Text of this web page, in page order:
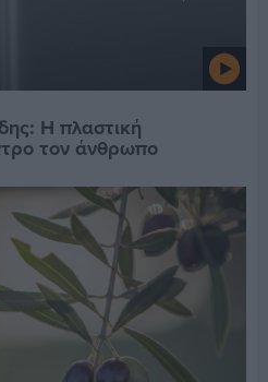
Η πλαστική
τον άνθρωπο